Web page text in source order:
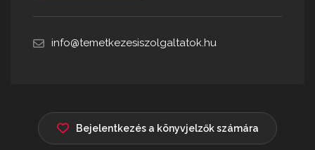
info@temetkezesiszolgaltatok.hu
Bejelentkezés a könyvjelzők számára